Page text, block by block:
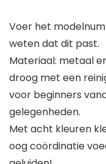
Voer het
weten dat dit past.
Materiaal: metaal
droog met een
voor beginners
gelegenheden.
Met acht kleuren
oog coördinatie